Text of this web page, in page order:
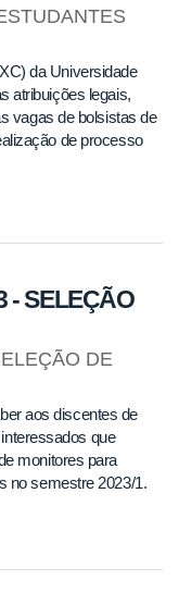
da Universidade
atribuições legais,
vagas de bolsistas de
de processo
- SELEÇÃO
DE
aos discentes de
que
monitores para
no semestre 2023/1.